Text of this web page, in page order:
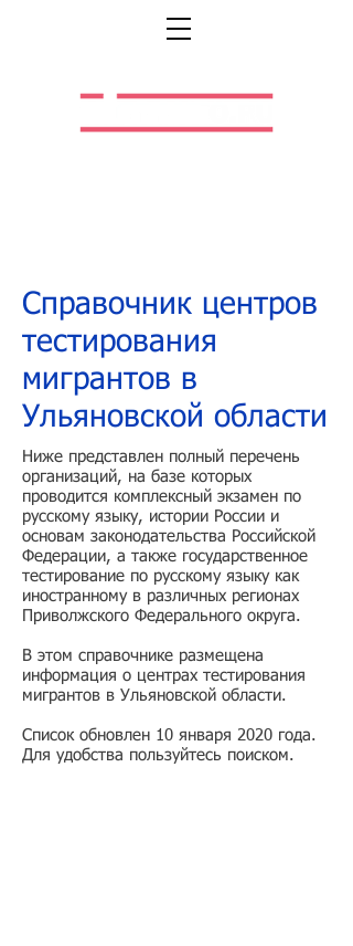
Справочник центров
тестирования
мигрантов в
Ульяновской области
Ниже представлен полный перечень
организаций, на базе которых
проводится комплексный экзамен по
русскому языку, истории России и
основам законодательства Российской
Федерации, а также государственное
тестирование по русскому языку как
иностранному в различных регионах
Приволжского Федерального округа.
В этом справочнике размещена
информация о центрах тестирования
мигрантов в Ульяновской области.
Список обновлен 10 января 2020 года.
Для удобства пользуйтесь поиском.